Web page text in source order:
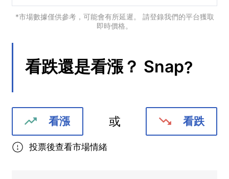
Bahasa Indonesia
*市場數據僅供參考，可能會有所延遲。 請登錄我們的平台獲取
即時價格。
看跌還是看漲？ Snap?
看漲 或 看跌
投票後查看市場情緒